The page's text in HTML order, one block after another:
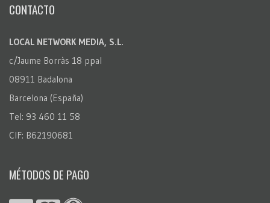
CONTACTO
LOCAL NETWORK MEDIA, S.L.
c/Jaume Borràs 18 ppal
08911 Badalona
Barcelona (España)
Tel: 93 460 11 58
CIF: B62190681
MÉTODOS DE PAGO